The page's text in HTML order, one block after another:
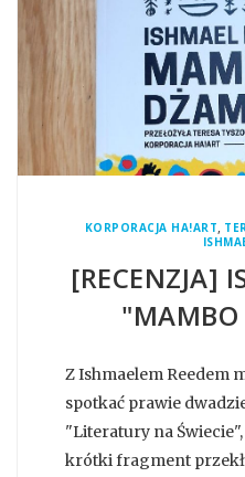
KORPORACJA HA!ART,
[RECENZJA]
Z Ishmaelem Reedem
spotkać prawie
"Literatury na
krótki fragment